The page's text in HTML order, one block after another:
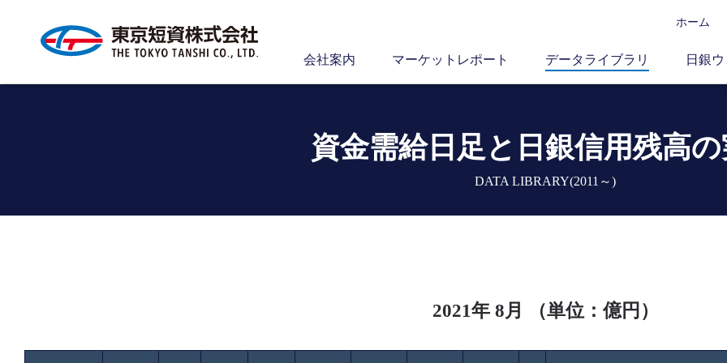
ホーム
会社案内 マーケットレポート データライブラリ 日銀
資金需給日足と 日銀信用残高
DATA LIBRARY(2011～)
2021年 8月 （単位：億円）